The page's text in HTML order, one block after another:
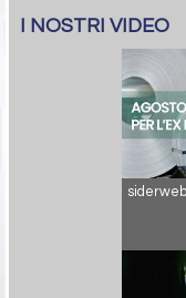
I NOSTRI VIDEO